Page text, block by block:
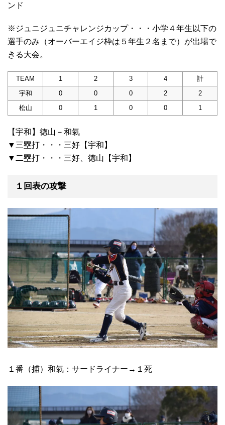
ンド
※ジュニジュニチャレンジカップ・・・小学４年生以下の
選手のみ（オーバーエイジ枠は５年生２名まで）が出場で
きる大会。
TEAM 1 2 3 4
計
宇和
0 0 0 2
2
松山
0 1 0 0 1
【宇和】徳山－和氣
▼三塁打・・・三好【宇和】
▼二塁打・・・三好、徳山【宇和】
１回表の攻撃
１番（捕）和氣：サードライナー→１死